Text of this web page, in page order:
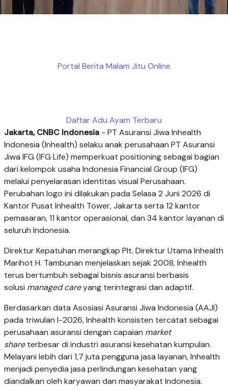
Portal Berita Malam Jitu Online
Daftar Adu Ayam Terbaru
Jakarta, CNBC Indonesia - PT Asuransi Jiwa Inhealth
Indonesia (Inhealth) selaku anak perusahaan PT Asuransi
Jiwa IFG (IFG Life) memperkuat positioningsebagai bagian
dari kelompok usaha Indonesia Financial Group (IFG)
melalui penyelarasan identitas visual Perusahaan.
Perubahan logo ini dilakukan pada Selasa 2 Juni 2026 di
Kantor Pusat Inhealth Tower, Jakarta serta 12 kantor
pemasaran, 11 kantor operasional, dan 34 kantor layanan di
seluruh Indonesia.
Direktur Kepatuhan merangkap Plt. Direktur Utama Inhealth
Marihot H. Tambunan menjelaskan sejak 2008, Inhealth
terus bertumbuh sebagai bisnis asuransi berbasis
solusi managed careyang terintegrasi dan adaptif.
Berdasarkan data Asosiasi Asuransi Jiwa Indonesia (AAJI)
pada triwulan I-2026, Inhealth konsisten tercatat sebagai
perusahaan asuransi dengan capaian market
shareterbesar di industri asuransi kesehatan kumpulan.
Melayani lebih dari 1,7 juta pengguna jasa layanan, Inhealth
menjadi penyedia jasa perlindungan kesehatan yang
diandalkan oleh karyawan dan masyarakat Indonesia.